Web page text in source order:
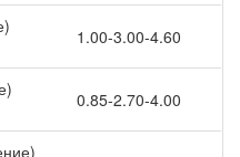
Autoclean IDU/ODU
както на
Процесът включва
последвани от стерилизация
за минимум 10 минути.
1.00-3.00-4.60
0.85-2.70-4.00